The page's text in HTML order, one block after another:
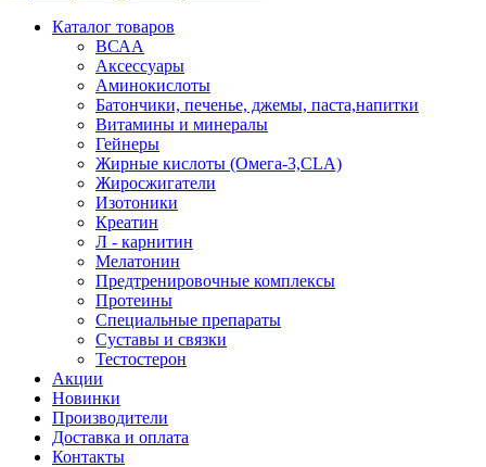
Каталог товаров
ВСАА
Аксессуары
Аминокислоты
Батончики, печенье, джемы, паста,напитки
Витамины и минералы
Гейнеры
Жирные кислоты (Омега-3,CLA)
Жиросжигатели
Изотоники
Креатин
Л - карнитин
Мелатонин
Предтренировочные комплексы
Протеины
Специальные препараты
Суставы и связки
Тестостерон
Акции
Новинки
Производители
Доставка и оплата
Контакты